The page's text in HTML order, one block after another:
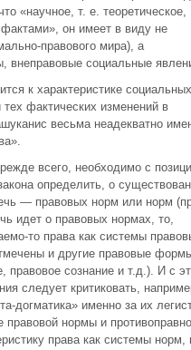
«научное, т. е. теоретическое,
он имеет в виду не
правового мира), а
внеправовые социальные
к характеристике социальных
фактических изменений в
весьма неадекватно
всего, необходимо с
определить, о
— правовых норм или норм
идет о правовых нормах, то,
то права как системы
и другие правовые
правовое сознание и т.д.). И с
следует критиковать,
догматика» именно за их
правовой нормы и
права как системы норм,